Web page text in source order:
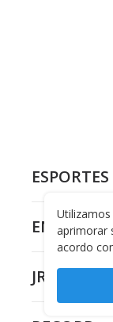
ESPORTES
JR 24H
aprimorar
acordo